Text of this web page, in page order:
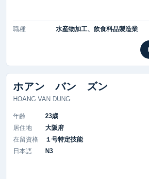
職種 水産物加工、飲食料品製造業
ホアン バン ズン
HOANG VAN DUNG
年齢
23歳
居住地
大阪府
在留資格
１号特定技能
日本語
N3